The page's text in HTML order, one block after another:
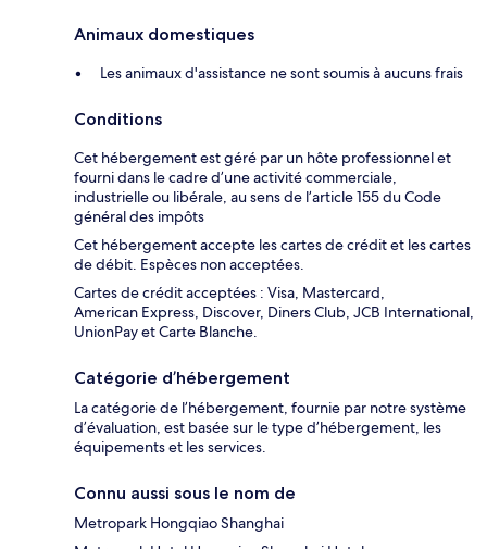
Animaux domestiques
Les animaux d'assistance ne sont soumis à aucuns frais
Conditions
Cet hébergement est géré par un hôte professionnel et
fourni dans le cadre d’une activité commerciale,
industrielle ou libérale, au sens de l’article 155 du Code
général des impôts
Cet hébergement accepte les cartes de crédit et les cartes
de débit. Espèces non acceptées.
Cartes de crédit acceptées : Visa, Mastercard,
American Express, Discover, Diners Club, JCB International,
UnionPay et Carte Blanche.
Catégorie d’hébergement
La catégorie de l’hébergement, fournie par notre système
d’évaluation, est basée sur le type d’hébergement, les
équipements et les services.
Connu aussi sous le nom de
Metropark Hongqiao Shanghai